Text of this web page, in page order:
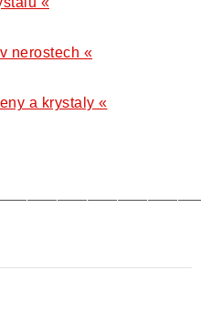
nerostech «
a krystaly «